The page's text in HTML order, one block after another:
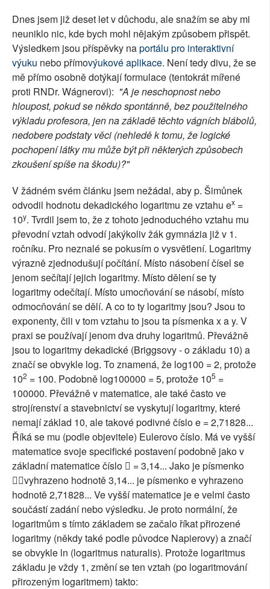
Dnes jsem již deset let v důchodu, ale snažím se aby mi
neuniklo nic, kde bych mohl nějakým způsobem přispět.
Výsledkem jsou příspěvky naportálu pro interaktivní
výuku nebo přímovýukové aplikace. Není tedy divu, že se
mě přímo osobně dotýkají formulace (tentokrát mířené
proti RNDr. Wágnerovi): "A je neschopnost nebo
hloupost, pokud se někdo spontánně, bez použitelného
výkladu profesora, jen na základě těchto vágních blábolů,
nedobere podstaty věci (nehledě k tomu, že logické
pochopení látky mu může být při některých způsobech
zkoušení spíše na škodu)?"
V žádném svém článku jsem nežádal, aby p. Šimůnek
odvodil hodnotu dekadického logaritmu ze vztahu ex =
10y. Tvrdil jsem to, že z tohoto jednoduchého vztahu mu
převodní vztah odvodí jakýkoliv žák gymnázia již v 1.
ročníku. Pro neznalé se pokusím o vysvětlení. Logaritmy
výrazně zjednodušují počítání. Místo násobení čísel se
jenom sečítají jejich logaritmy. Místo dělení se ty
logaritmy odečítají. Místo umocňování se násobí, místo
odmocňování se dělí. A co to ty logaritmy jsou? Jsou to
exponenty, čili v tom vztahu to jsou ta písmenka x a y. V
praxi se používají jenom dva druhy logaritmů. Převážně
jsou to logaritmy dekadické (Briggsovy - o základu 10) a
značí se obvykle log. To znamená, že log100 = 2, protože
102 = 100. Podobně log100000 = 5, protože 105 =
100000. Převážně v matematice, ale také často ve
strojírenství a stavebnictví se vyskytují logaritmy, které
nemají základ 10, ale takové podivné číslo e = 2,71828...
Říká se mu (podle objevitele) Eulerovo číslo. Má ve vyšší
matematice svoje specifické postavení podobně jako v
základní matematice číslo  = 3,14... Jako je písmenko
vyhrazeno hodnotě 3,14... je písmenko e vyhrazeno
hodnotě 2,71828... Ve vyšší matematice je e velmi často
součástí zadání nebo výsledku. Je proto normální, že
logaritmům s tímto základem se začalo říkat přirozené
logaritmy (někdy také podle původce Napierovy) a značí
se obvykle ln (logaritmus naturalis). Protože logaritmus
základu je vždy 1, změní se ten vztah (po logaritmování
přirozeným logaritmem) takto: